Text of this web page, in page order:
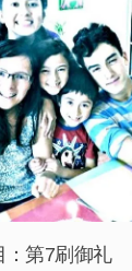
：第7刷御礼